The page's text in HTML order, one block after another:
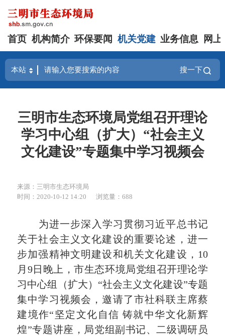
首页 机构简介 环保要闻 机关党建 业务信息 网
搜一下
三明市生态环境局党组召开理论
学习中心组（扩大）“社会主义
文化建设”专题集中学习视频会
来源：三明市生态环境局
时间：2020-10-12 14:20
浏览量：688
为进一步深入学习贯彻习近平总书记
关于社会主义文化建设的重要论述 ，进一
步加强精神文明建设和机关文化建设， 10
月9日晚上，市生态环境局党组召开理论学
习中心组（扩大） “社会主义文化建设”专题
集中学习视频会，邀请了市社科联主席蔡
建境作“坚定文化自信 铸就中华文化新辉
煌”专题讲座 ，局党组副书记、二级调研员